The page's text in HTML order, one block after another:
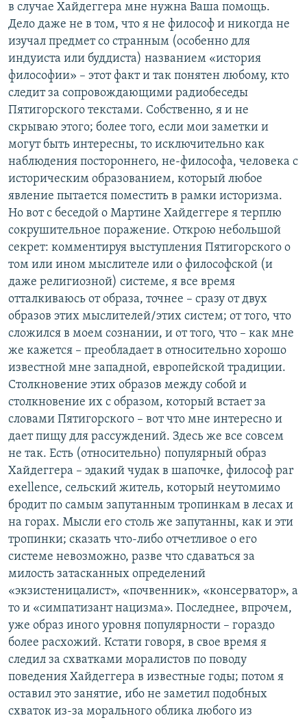
в случае Хайдеггера мне нужна Ваша помощь.
Дело даже не в том, что я не философ и никогда не
изучал предмет со странным (особенно для
индуиста или буддиста) названием «история
философии» – этот факт и так понятен любому, кто
следит за сопровождающими радиобеседы
Пятигорского текстами. Собственно, я и не
скрываю этого; более того, если мои заметки и
могут быть интересны, то исключительно как
наблюдения постороннего, не-философа, человека с
историческим образованием, который любое
явление пытается поместить в рамки историзма.
Но вот с беседой о Мартине Хайдеггере я терплю
сокрушительное поражение. Открою небольшой
секрет: комментируя выступления Пятигорского о
том или ином мыслителе или о философской (и
даже религиозной) системе, я все время
отталкиваюсь от образа, точнее – сразу от двух
образов этих мыслителей/этих систем; от того, что
сложился в моем сознании, и от того, что – как мне
же кажется – преобладает в относительно хорошо
известной мне западной, европейской традиции.
Столкновение этих образов между собой и
столкновение их с образом, который встает за
словами Пятигорского – вот что мне интересно и
дает пищу для рассуждений. Здесь же все совсем
не так. Есть (относительно) популярный образ
Хайдеггера – эдакий чудак в шапочке, философ par
exellence, сельский житель, который неутомимо
бродит по самым запутанным тропинкам в лесах и
на горах. Мысли его столь же запутанны, как и эти
тропинки; сказать что-либо отчетливое о его
системе невозможно, разве что сдаваться за
милость затасканных определений
«экзистеницалист», «почвенник», «консерватор», а
то и «симпатизант нацизма». Последнее, впрочем,
уже образ иного уровня популярности – гораздо
более расхожий. Кстати говоря, в свое время я
следил за схватками моралистов по поводу
поведения Хайдеггера в известные годы; потом я
оставил это занятие, ибо не заметил подобных
схваток из-за морального облика любого из